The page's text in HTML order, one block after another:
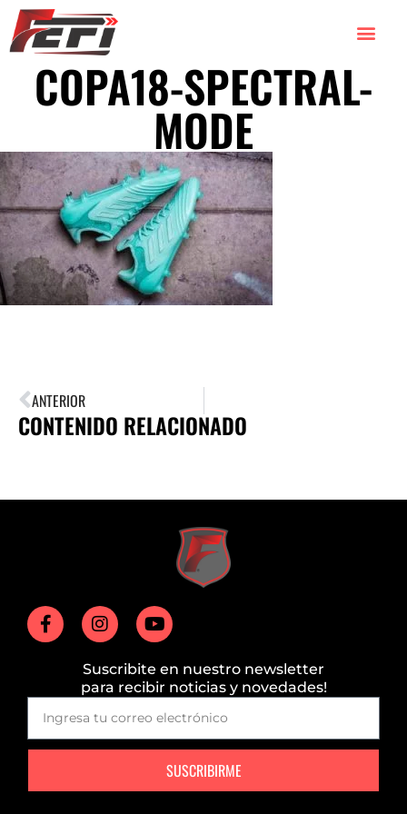
COPA18-SPECTRAL-
MODE
ANTERIOR
CONTENIDO RELACIONADO
Suscribite en nuestro newsletter
para recibir noticias y novedades!
SUSCRIBIRME